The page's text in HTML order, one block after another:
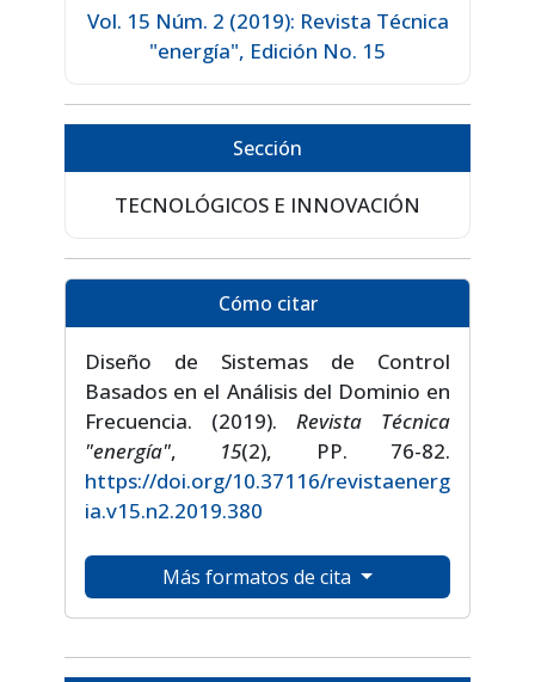
Vol. 15 Núm. 2 (2019): Revista Técnica
"energía", Edición No. 15
Sección
TECNOLÓGICOS E INNOVACIÓN
Cómo citar
Diseño de Sistemas de Control
Basados en el Análisis del Dominio en
Frecuencia. (2019). Revista Técnica
"energía", 15(2), PP. 76-82.
https://doi.org/10.37116/revistaenerg
ia.v15.n2.2019.380
Más formatos de cita